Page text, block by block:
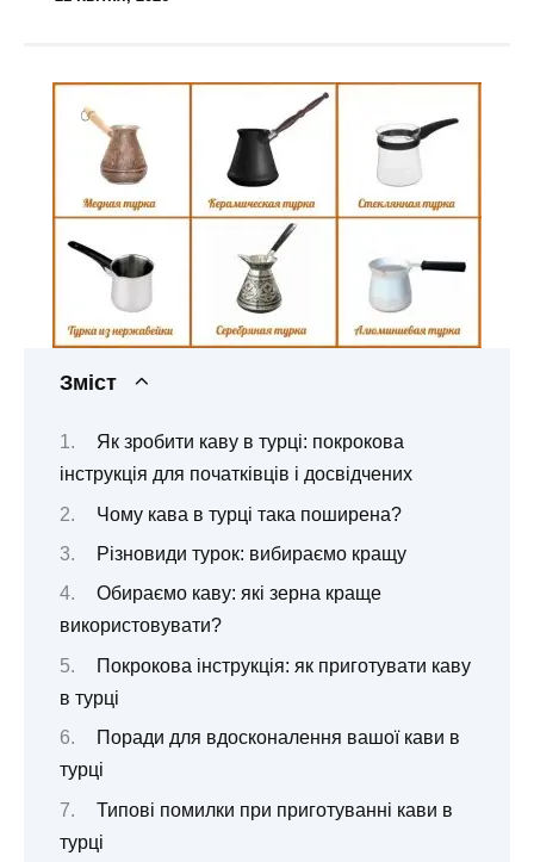
Зміст
Як зробити каву в турці: покрокова
інструкція для початківців і досвідчених
Чому кава в турці така поширена?
Різновиди турок: вибираємо кращу
Обираємо каву: які зерна краще
використовувати?
Покрокова інструкція: як приготувати каву
в турці
Поради для вдосконалення вашої кави в
турці
Типові помилки при приготуванні кави в
турці